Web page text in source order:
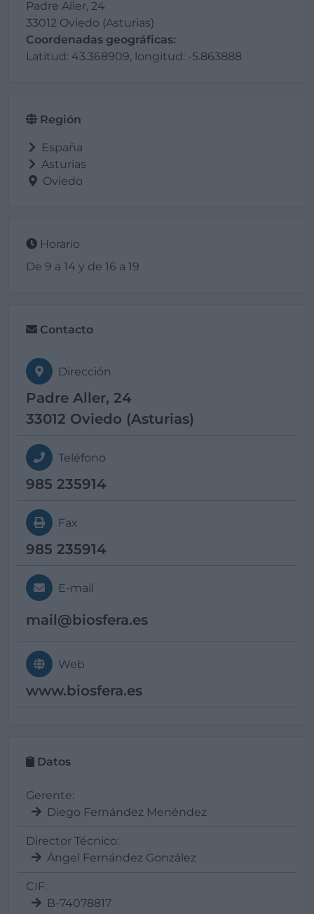
Padre Aller, 24
33012 Oviedo (Asturias)
Coordenadas geográficas:
Latitud: 43.368909, longitud: -5.863888
Región
España
Asturias
Oviedo
Horario
De 9 a 14 y de 16 a 19
Contacto
Dirección
Padre Aller, 24
33012 Oviedo (Asturias)
Teléfono
985 235914
Fax
985 235914
E-mail
mail@biosfera.es
Web
www.biosfera.es
Datos
Gerente:
Diego Fernández Menéndez
Director Técnico:
Ángel Fernández González
CIF:
B-74078817